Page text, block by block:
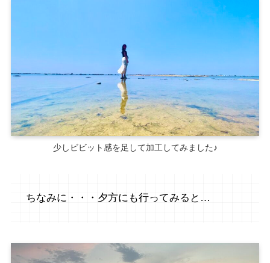
少しビビット感を足して加工してみました♪
ちなみに・・・夕方にも行ってみると…